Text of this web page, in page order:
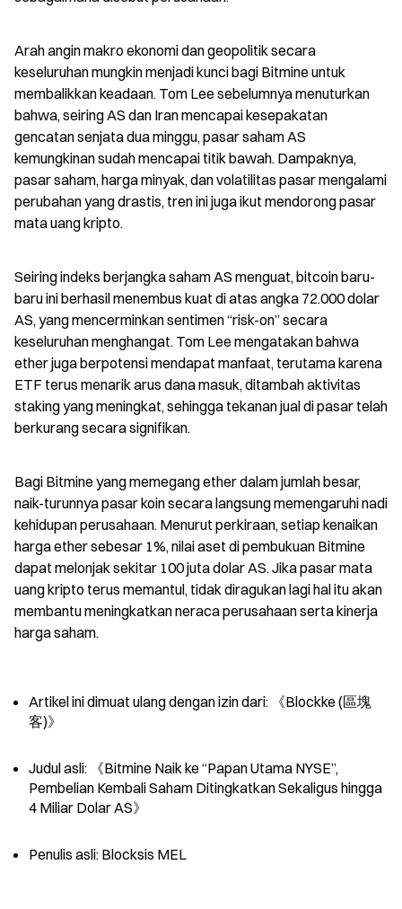
Arah angin makro ekonomi dan geopolitik secara
keseluruhan mungkin menjadi kunci bagi Bitmine untuk
membalikkan keadaan. Tom Lee sebelumnya menuturkan
bahwa, seiring AS dan Iran mencapai kesepakatan
gencatan senjata dua minggu, pasar saham AS
kemungkinan sudah mencapai titik bawah. Dampaknya,
pasar saham, harga minyak, dan volatilitas pasar mengalami
perubahan yang drastis, tren ini juga ikut mendorong pasar
mata uang kripto.
Seiring indeks berjangka saham AS menguat, bitcoin baru-
baru ini berhasil menembus kuat di atas angka 72.000 dolar
AS, yang mencerminkan sentimen “risk-on” secara
keseluruhan menghangat. Tom Lee mengatakan bahwa
ether juga berpotensi mendapat manfaat, terutama karena
ETF terus menarik arus dana masuk, ditambah aktivitas
staking yang meningkat, sehingga tekanan jual di pasar telah
berkurang secara signifikan.
Bagi Bitmine yang memegang ether dalam jumlah besar,
naik-turunnya pasar koin secara langsung memengaruhi nadi
kehidupan perusahaan. Menurut perkiraan, setiap kenaikan
harga ether sebesar 1%, nilai aset di pembukuan Bitmine
dapat melonjak sekitar 100 juta dolar AS. Jika pasar mata
uang kripto terus memantul, tidak diragukan lagi hal itu akan
membantu meningkatkan neraca perusahaan serta kinerja
harga saham.
Artikel ini dimuat ulang dengan izin dari: 《Blockke (區塊
客)》
Judul asli: 《Bitmine Naik ke “Papan Utama NYSE”,
Pembelian Kembali Saham Ditingkatkan Sekaligus hingga
4 Miliar Dolar AS》
Penulis asli: Blocksis MEL